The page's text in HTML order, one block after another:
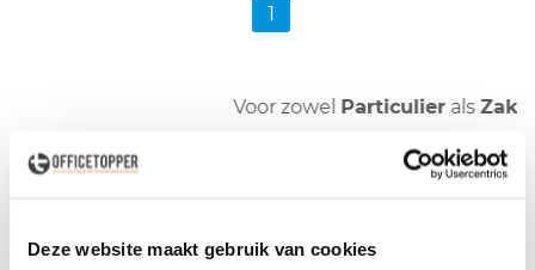
Deze website maakt gebruik van cookies
1
ParticulieralsZakelijk
verkrijgbaar – en dus ook voor verschillende aantallen aan